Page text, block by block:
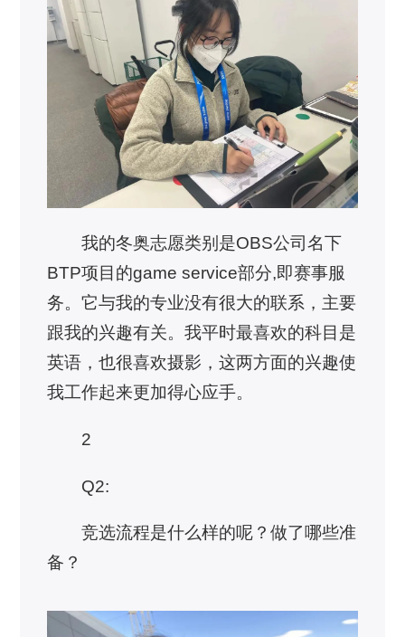
我的冬奥志愿类别是OBS公司名下
BTP项目的game service部分,即赛事服
务。它与我的专业没有很大的联系，主要
跟我的兴趣有关。我平时最喜欢的科目是
英语，也很喜欢摄影，这两方面的兴趣使
我工作起来更加得心应手。
2
Q2:
竞选流程是什么样的呢？做了哪些准
备？